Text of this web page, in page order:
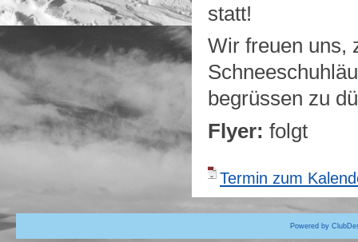
statt!
Wir freuen uns,
begrüssen zu
Flyer: folgt
Termin zum
Powered by